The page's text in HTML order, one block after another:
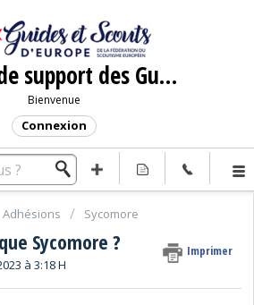
Portail de support des Guides et Scouts d'Europe
Bienvenue
Connexion
Adhésions Sycomore
Sycomore ?
Imprimer
à 3:18 H